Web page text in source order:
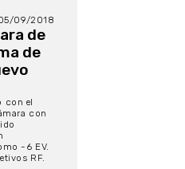
09/2018
de
de
con el
con
-6 EV.
RF.